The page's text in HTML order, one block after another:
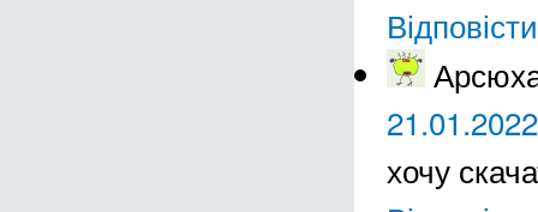
Відповісти
хочу